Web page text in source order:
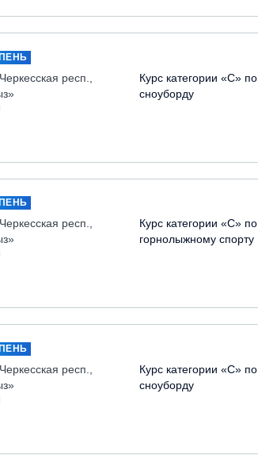
респ.,
Курс категории «С» по
сноуборду
респ.,
Курс категории «С» по
горнолыжному спорту
респ.,
Курс категории «С» по
сноуборду